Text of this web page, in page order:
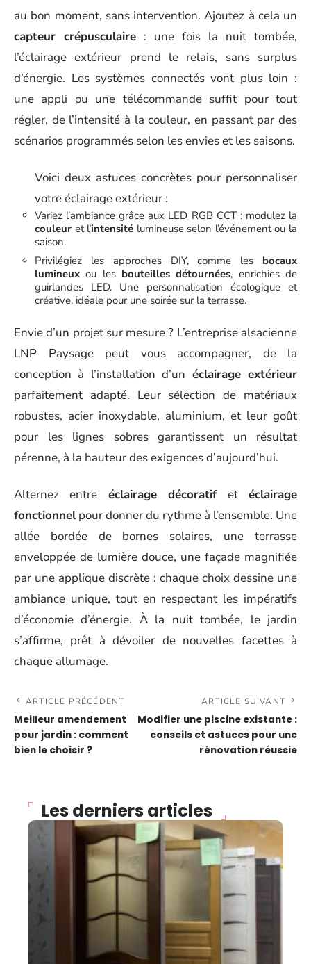
au bon moment, sans intervention. Ajoutez à cela un
capteur crépusculaire : une fois la nuit tombée,
l’éclairage extérieur prend le relais, sans surplus
d’énergie. Les systèmes connectés vont plus loin :
une appli ou une télécommande suffit pour tout
régler, de l’intensité à la couleur, en passant par des
scénarios programmés selon les envies et les saisons.
Voici deux astuces concrètes pour personnaliser
votre éclairage extérieur :
Variez l’ambiance grâce aux LED RGB CCT : modulez la
couleur et l’intensité lumineuse selon l’événement ou la
saison.
Privilégiez les approches DIY, comme les bocaux
lumineux ou les bouteilles détournées, enrichies de
guirlandes LED. Une personnalisation écologique et
créative, idéale pour une soirée sur la terrasse.
Envie d’un projet sur mesure ? L’entreprise alsacienne
LNP Paysage peut vous accompagner, de la
conception à l’installation d’un éclairage extérieur
parfaitement adapté. Leur sélection de matériaux
robustes, acier inoxydable, aluminium, et leur goût
pour les lignes sobres garantissent un résultat
pérenne, à la hauteur des exigences d’aujourd’hui.
Alternez entre éclairage décoratifetéclairage
fonctionnelpour donner du rythme à l’ensemble. Une
allée bordée de bornes solaires, une terrasse
enveloppée de lumière douce, une façade magnifiée
par une applique discrète : chaque choix dessine une
ambiance unique, tout en respectant les impératifs
d’économie d’énergie. À la nuit tombée, le jardin
s’affirme, prêt à dévoiler de nouvelles facettes à
chaque allumage.
ARTICLE PRÉCÉDENT
Meilleur amendement
pour jardin : comment
bien le choisir ?
ARTICLE SUIVANT
Modifier une piscine existante :
conseils et astuces pour une
rénovation réussie
Les derniers articles